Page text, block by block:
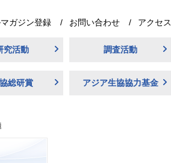
マガジン登録 お問い合わせ アクセス
究活動 調査活動
総研賞 アジア生協協力基金